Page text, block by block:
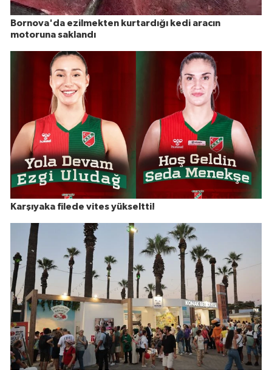
Bornova'da ezilmekten kurtardığı kedi aracın
motoruna saklandı
Karşıyaka filede vites yükseltti!